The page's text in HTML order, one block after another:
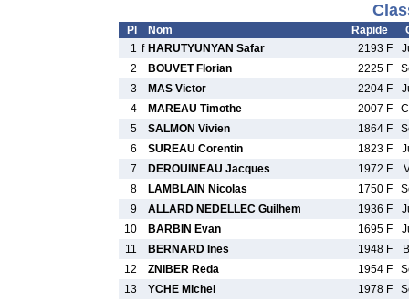
Pl Nom Rapide
1 f HARUTYUNYAN Safar 2193 F
2
BOUVET Florian 2225 F
3
MAS Victor 2204 F
4
MAREAU Timothe 2007 F
5
SALMON Vivien 1864 F
6
SUREAU Corentin 1823 F
7
DEROUINEAU Jacques 1972 F
8
LAMBLAIN Nicolas 1750 F
9
ALLARD NEDELLEC Guilhem 1936 F
10
BARBIN Evan 1695 F
11
BERNARD Ines 1948 F
12
ZNIBER Reda 1954 F
13
YCHE Michel 1978 F